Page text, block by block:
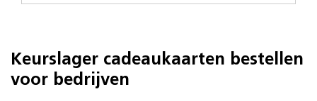
Keurslager cadeaukaarten bestellen
voor bedrijven